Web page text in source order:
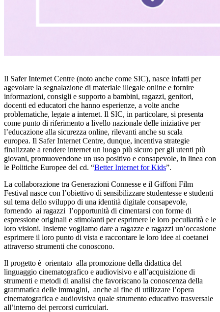
Il Safer Internet Centre (noto anche come SIC), nasce infatti per
agevolare la segnalazione di materiale illegale online e fornire
informazioni, consigli e supporto a bambini, ragazzi, genitori,
docenti ed educatori che hanno esperienze, a volte anche
problematiche, legate a internet. Il SIC, in particolare, si presenta
come punto di riferimento a livello nazionale delle iniziative per
l’educazione alla sicurezza online, rilevanti anche su scala
europea. Il Safer Internet Centre, dunque, incentiva strategie
finalizzate a rendere internet un luogo più sicuro per gli utenti più
giovani, promuovendone un uso positivo e consapevole, in linea con
le Politiche Europee del cd. “Better Internet for Kids”.
La collaborazione tra Generazioni Connesse e il Giffoni Film
Festival nasce con l’obiettivo di sensibilizzare studentesse e studenti
sul tema dello sviluppo di una identità digitale consapevole,
fornendo ai ragazzi l’opportunità di cimentarsi con forme di
espressione originali e stimolanti per esprimere le loro peculiarità e le
loro visioni. Insieme vogliamo dare a ragazze e ragazzi un’occasione
esprimere il loro punto di vista e raccontare le loro idee ai coetanei
attraverso strumenti che conoscono.
Il progetto è orientato alla promozione della didattica del
linguaggio cinematografico e audiovisivo e all’acquisizione di
strumenti e metodi di analisi che favoriscano la conoscenza della
grammatica delle immagini, anche al fine di utilizzare l’opera
cinematografica e audiovisiva quale strumento educativo trasversale
all’interno dei percorsi curriculari.